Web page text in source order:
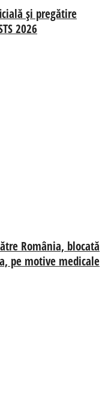
și pregătire
2026
România, blocată
pe motive medicale